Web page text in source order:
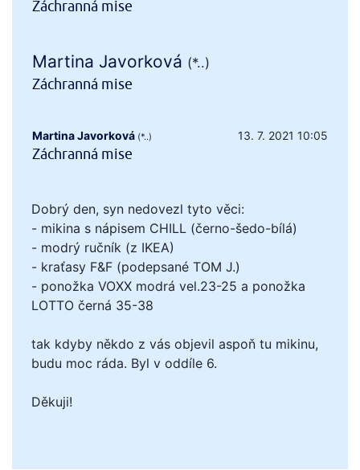
Záchranná mise
Martina Javorková (*..)
Záchranná mise
Martina Javorková (*..) 13. 7. 2021 10:05
Záchranná mise
Dobrý den, syn nedovezl tyto věci:
- mikina s nápisem CHILL (černo-šedo-bílá)
- modrý ručník (z IKEA)
- kraťasy F&F (podepsané TOM J.)
- ponožka VOXX modrá vel.23-25 a ponožka
LOTTO černá 35-38
tak kdyby někdo z vás objevil aspoň tu mikinu,
budu moc ráda. Byl v oddíle 6.
Děkuji!